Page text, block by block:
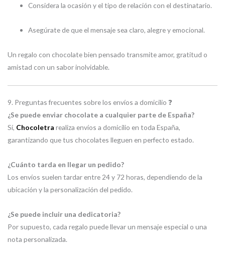
Considera la ocasión y el tipo de relación con el destinatario.
Asegúrate de que el mensaje sea claro, alegre y emocional.
Un regalo con chocolate bien pensado transmite amor, gratitud o
amistad con un sabor inolvidable.
9. Preguntas frecuentes sobre los envíos a domicilio ❓
¿Se puede enviar chocolate a cualquier parte de España?
Sí, Chocoletra realiza envíos a domicilio en toda España,
garantizando que tus chocolates lleguen en perfecto estado.
¿Cuánto tarda en llegar un pedido?
Los envíos suelen tardar entre 24 y 72 horas, dependiendo de la
ubicación y la personalización del pedido.
¿Se puede incluir una dedicatoria?
Por supuesto, cada regalo puede llevar un mensaje especial o una
nota personalizada.